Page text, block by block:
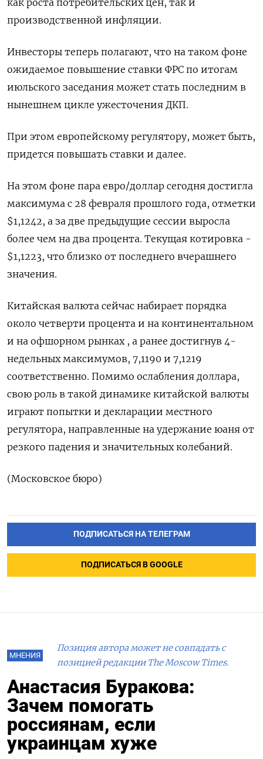
как роста потребительских цен, так и
производственной инфляции.
Инвесторы теперь полагают, что на таком фоне
ожидаемое повышение ставки ФРС по итогам
июльского заседания может стать последним в
нынешнем цикле ужесточения ДКП.
При этом европейскому регулятору, может быть,
придется повышать ставки и далее.
На этом фоне пара евро/доллар сегодня достигла
максимума с 28 февраля прошлого года, отметки
$1,1242, а за две предыдущие сессии выросла
более чем на два процента. Текущая котировка -
$1,1223, что близко от последнего вчерашнего
значения.
Китайская валюта сейчас набирает порядка
около четверти процента и на континентальном
и на офшорном рынках , а ранее достигнув 4-
недельных максимумов, 7,1190 и 7,1219
соответственно. Помимо ослабления доллара,
свою роль в такой динамике китайской валюты
играют попытки и декларации местного
регулятора, направленные на удержание юаня от
резкого падения и значительных колебаний.
(Московское бюро)
ПОДПИСАТЬСЯ НА ТЕЛЕГРАМ
ПОДПИСАТЬСЯ В GOOGLE
МНЕНИЯ
Позиция автора может не совпадать с
позицией редакции The Moscow Times.
Анастасия Буракова:
Зачем помогать
россиянам, если
украинцам хуже